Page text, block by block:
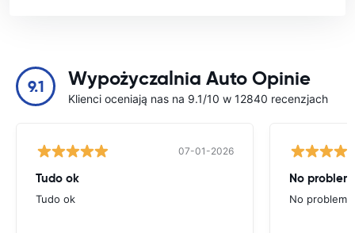
9.1 Wypożyczalnia Auto Opinie
Klienci oceniają nas na 9.1/10 w 12840 recenzjach
07-01-2026
Tudo ok
Tudo ok
No
No